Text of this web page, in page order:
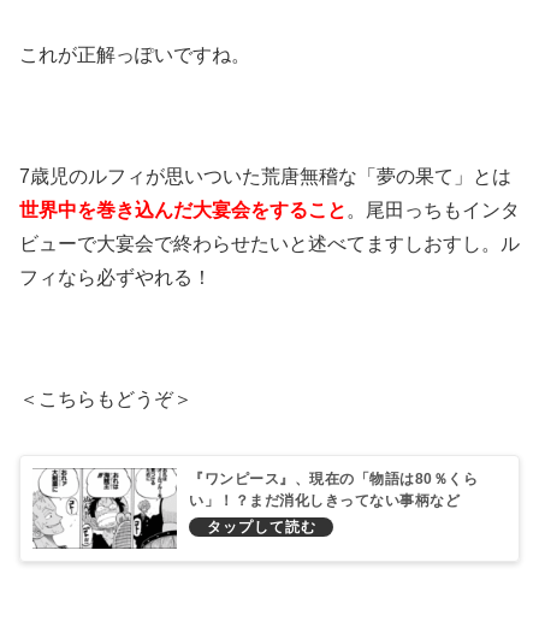
これが正解っぽいですね。
7歳児のルフィが思いついた荒唐無稽な「夢の果て」とは
世界中を巻き込んだ大宴会をすること 。尾田っちもインタ
ビューで大宴会で終わらせたいと述べてますしおすし。ル
フィなら必ずやれる！
＜こちらもどうぞ＞
『ワンピース』、現在の「物語は80％くら
い」！？まだ消化しきってない事柄など